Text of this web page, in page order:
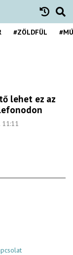
#ZÖLDFÜL
lehet ez az